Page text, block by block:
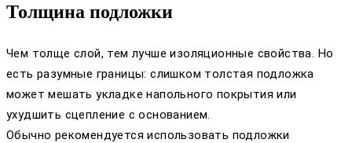
Толщина подложки
Чем толще слой, тем лучше изоляционные свойства. Но
есть разумные границы: слишком толстая подложка
может мешать укладке напольного покрытия или
ухудшить сцепление с основанием.
Обычно рекомендуется использовать подложки